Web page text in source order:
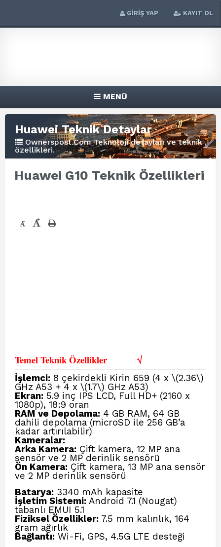
GİRİŞ YAP KAYIT OL
MENÜ
Huawei Teknik Detaylar
Ownerspost.Com Teknoloji detayları ve teknik
özellikleri.
Huawei G10 Teknik Özellikleri
- +
Temel Teknik Özellikler√
İşlemci: 8 çekirdekli Kirin 659 (4 x \(2.36\)
GHz A53 + 4 x \(1.7\) GHz A53)
Ekran: 5.9 inç IPS LCD, Full HD+ (2160 x
1080p), 18:9 oran
RAM ve Depolama: 4 GB RAM, 64 GB
dahili depolama (microSD ile 256 GB’a
kadar artırılabilir)
Kameralar:
Arka Kamera: Çift kamera, 12 MP ana
sensör ve 2 MP derinlik sensörü
Ön Kamera: Çift kamera, 13 MP ana sensör
ve 2 MP derinlik sensörü
Batarya: 3340 mAh kapasite
İşletim Sistemi: Android 7.1 (Nougat)
tabanlı EMUI 5.1
Fiziksel Özellikler: 7.5 mm kalınlık, 164
gram ağırlık
Bağlantı: Wi-Fi, GPS, 4.5G LTE desteği